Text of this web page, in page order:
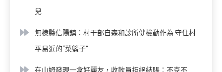
兒
無棣縣信陽鎮：村干部自森和診所健檢動作為 守住村
平易近的“菜籃子”
在山姆發現一盒好麗友，收款員拒絕結賬：不克不